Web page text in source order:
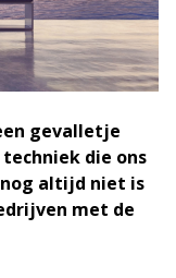
gevalletje
die ons
altijd niet is
met de